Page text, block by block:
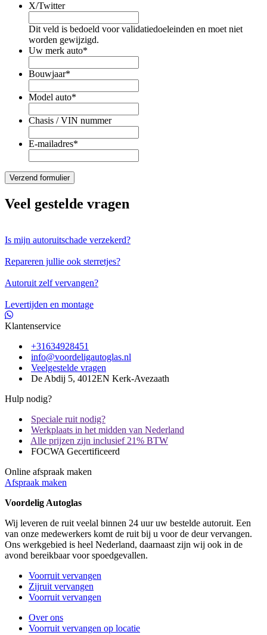
X/Twitter
Dit veld is bedoeld voor validatiedoeleinden en moet niet
worden gewijzigd.
Uw merk auto*
Bouwjaar*
Model auto*
Chasis / VIN nummer
E-mailadres*
Veel gestelde vragen
Is mijn autoruitschade verzekerd?
Repareren jullie ook sterretjes?
Autoruit zelf vervangen?
Levertijden en montage
Klantenservice
+31634928451
info@voordeligautoglas.nl
Veelgestelde vragen
De Abdij 5, 4012EN Kerk-Avezaath
Hulp nodig?
Speciale ruit nodig?
Werkplaats in het midden van Nederland
Alle prijzen zijn inclusief 21% BTW
FOCWA Gecertificeerd
Online afspraak maken
Afspraak maken
Voordelig Autoglas
Wij leveren de ruit veelal binnen 24 uur uw bestelde autoruit. Een
van onze medewerkers komt de ruit bij u voor de deur vervangen.
Ons werkgebied is heel Nederland, daarnaast zijn wij ook in de
avond bereikbaar voor spoedgevallen.
Voorruit vervangen
Zijruit vervangen
Voorruit vervangen
Over ons
Voorruit vervangen op locatie